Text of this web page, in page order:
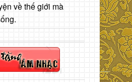
về thế giới mà